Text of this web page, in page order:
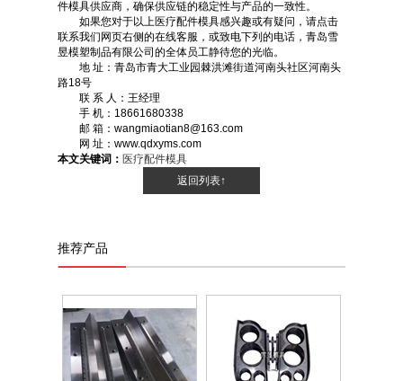
件模具供应商，确保供应链的稳定性与产品的一致性。
如果您对于以上医疗配件模具感兴趣或有疑问，请点击
联系我们网页右侧的在线客服，或致电下列的电话，青岛雪
昱模塑制品有限公司的全体员工静待您的光临。
地 址：青岛市青大工业园棘洪滩街道河南头社区河南头
路18号
联 系 人：王经理
手 机：18661680338
邮 箱：wangmiaotian8@163.com
网 址：www.qdxyms.com
本文关键词： 医疗配件模具
返回列表↑
推荐产品